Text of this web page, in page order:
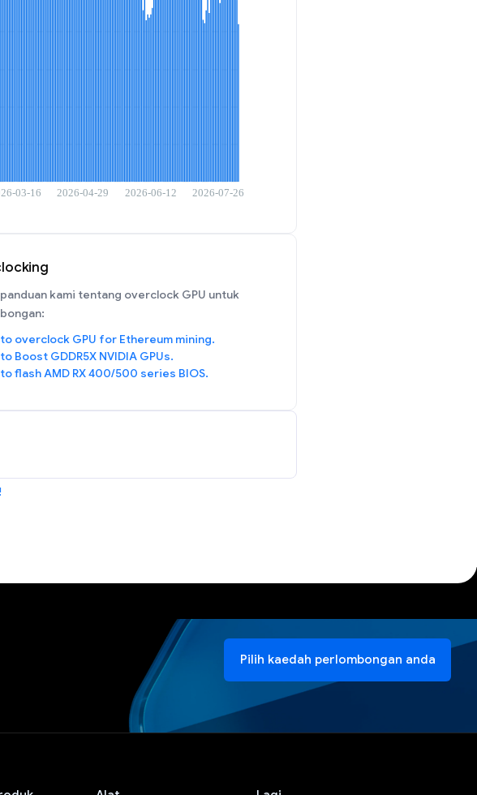
kami tentang overclock GPU untuk
overclock GPU for Ethereum mining.
Boost GDDR5X NVIDIA GPUs.
flash AMD RX 400/500 series BIOS.
Pilih kaedah perlombongan anda